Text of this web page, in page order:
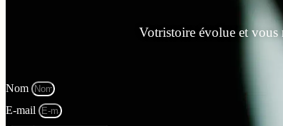
Votristoire évolue et vous
Nom
E-mail